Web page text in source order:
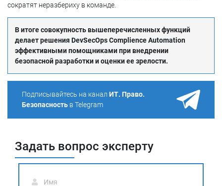
сократят неразбериху в команде.
В итоге совокупность вышеперечисленных функций
делает решения DevSecOps Complience Automation
эффективными помощниками при внедрении
безопасной разработки и оценки ее зрелости.
Подписывайтесь на канал ИТ. Право.
Безопасность в Telegram
Задать вопрос эксперту